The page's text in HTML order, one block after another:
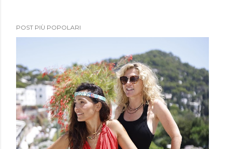
POST PIÙ POPOLARI